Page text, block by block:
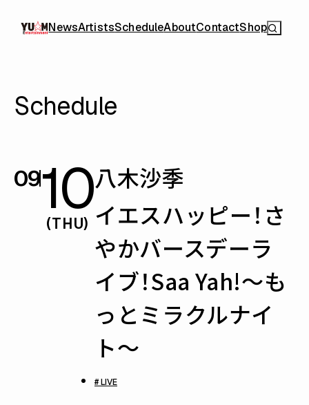
NewsArtistsScheduleAboutContactShop
Schedule
0910
(THU)
八木沙季
イエスハッピー！さ
やかバースデーラ
イブ！Saa Yah!〜も
っとミラクルナイ
ト〜
# LIVE